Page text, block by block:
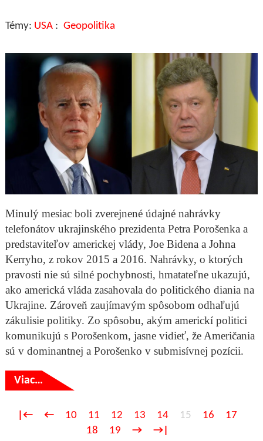
USA Geopolitika
Minulý mesiac boli zverejnené údajné nahrávky
telefonátov ukrajinského prezidenta Petra Porošenka a
predstaviteľov americkej vlády, Joe Bidena a Johna
Kerryho, z rokov 2015 a 2016. Nahrávky, o ktorých
pravosti nie sú silné pochybnosti, hmatateľne ukazujú,
ako americká vláda zasahovala do politického diania na
Ukrajine. Zároveň zaujímavým spôsobom odhaľujú
zákulisie politiky. Zo spôsobu, akým americkí politici
komunikujú s Porošenkom, jasne vidieť, že Američania
sú v dominantnej a Porošenko v submisívnej pozícii.
Viac…
|← ← 10 11 12 13 14 15 16
17
18
19 → →|